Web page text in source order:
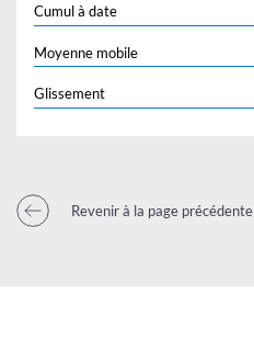
Cumul à date
Moyenne mobile
Glissement
Revenir à la page précédente